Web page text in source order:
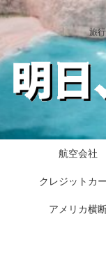
旅
航空会社
クレジットカ
アメリカ横